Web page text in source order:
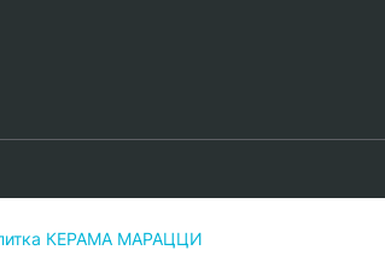
КЕРАМА МАРАЦЦИ